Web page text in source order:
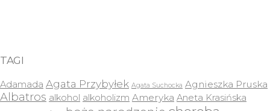
TAGI
Adamada Agata Przybyłek Agata Suchocka Agnieszka Pruska
Albatros alkohol alkoholizm Ameryka Aneta Krasińska